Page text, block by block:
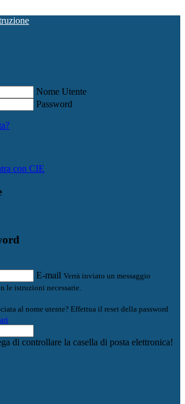
Nome Utente
Password
con CIE
E-mail Verrà inviato un messaggio
le istruzioni necessarie.
al nome utente? Effettua il reset della password
di controllare la casella di posta elettronica!